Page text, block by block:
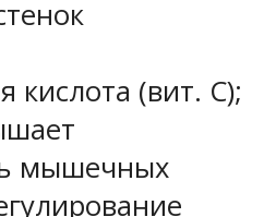
кислота (вит. C);
мышечных